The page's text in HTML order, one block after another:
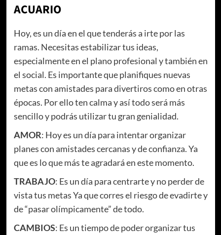
ACUARIO
Hoy, es un día en el que tenderás a irte por las
ramas. Necesitas estabilizar tus ideas,
especialmente en el plano profesional y también en
el social. Es importante que planifiques nuevas
metas con amistades para divertiros como en otras
épocas. Por ello ten calma y así todo será más
sencillo y podrás utilizar tu gran genialidad.
AMOR: Hoy es un día para intentar organizar
planes con amistades cercanas y de confianza. Ya
que es lo que más te agradará en este momento.
TRABAJO: Es un día para centrarte y no perder de
vista tus metas Ya que corres el riesgo de evadirte y
de “pasar olímpicamente” de todo.
CAMBIOS: Es un tiempo de poder organizar tus